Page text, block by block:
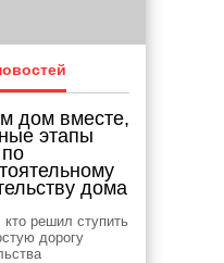
дом вместе,
этапы
дома
решил ступить
дорогу